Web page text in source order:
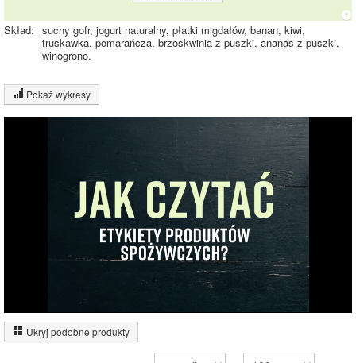
Skład: suchy gofr, jogurt naturalny, płatki migdałów, banan, kiwi,
truskawka, pomarańcza, brzoskwinia z puszki, ananas z puszki,
winogrono.
Pokaż wykresy
Wykres składu produktu
Pozostałe (75%)
tłuszczów (27%)
10.9%
Ukryj podobne produkty